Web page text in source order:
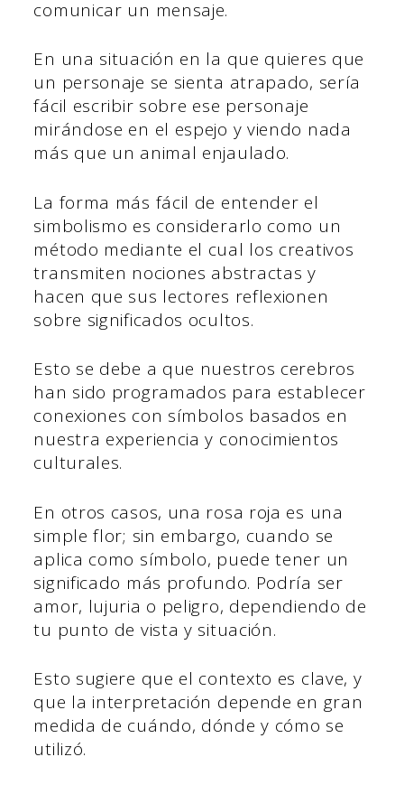
comunicar un mensaje.
En una situación en la que quieres que
un personaje se sienta atrapado, sería
fácil escribir sobre ese personaje
mirándose en el espejo y viendo nada
más que un animal enjaulado.
La forma más fácil de entender el
simbolismo es considerarlo como un
método mediante el cual los creativos
transmiten nociones abstractas y
hacen que sus lectores reflexionen
sobre significados ocultos.
Esto se debe a que nuestros cerebros
han sido programados para establecer
conexiones con símbolos basados en
nuestra experiencia y conocimientos
culturales.
En otros casos, una rosa roja es una
simple flor; sin embargo, cuando se
aplica como símbolo, puede tener un
significado más profundo. Podría ser
amor, lujuria o peligro, dependiendo de
tu punto de vista y situación.
Esto sugiere que el contexto es clave, y
que la interpretación depende en gran
medida de cuándo, dónde y cómo se
utilizó.